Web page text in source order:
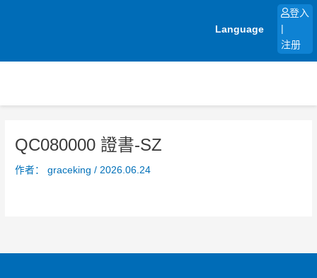
Language
登入
注册
QC080000 證書-SZ
作者： graceking/ 2026.06.24